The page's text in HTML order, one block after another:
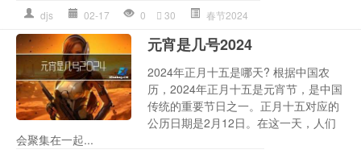
djs 02-17 0 30 春节2024
元宵是几号2024
2024年正月十五是哪天? 根据中国农
历，2024年正月十五是元宵节，是中国
传统的重要节日之一。正月十五对应的
公历日期是2月12日。在这一天，人们
会聚集在一起...